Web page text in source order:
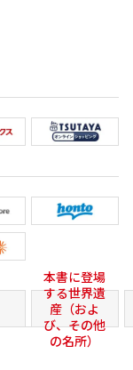
本書に登場
する世界遺
産（およ
び、その他
の名所）